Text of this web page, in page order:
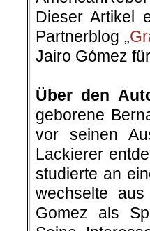
Dieser Artikel
Partnerblog „
Jairo Gómez
Über den
geborene
vor seinen
Lackierer
studierte an
wechselte
Gomez als